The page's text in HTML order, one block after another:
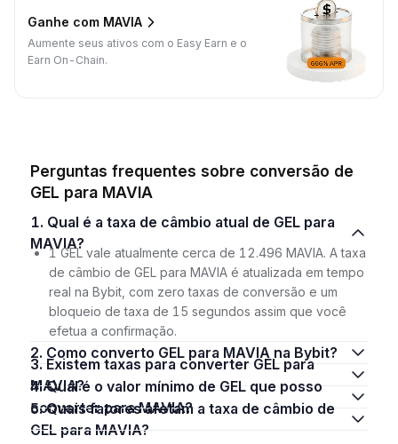
Ganhe com MAVIA
Aumente seus ativos com o Easy Earn e o
Earn On-Chain.
Perguntas frequentes sobre conversão de
GEL para MAVIA
1. Qual é a taxa de câmbio atual de GEL para
MAVIA?
1 GEL vale atualmente cerca de 12.496 MAVIA. A taxa
de câmbio de GEL para MAVIA é atualizada em tempo
real na Bybit, com zero taxas de conversão e um
bloqueio de taxa de 15 segundos assim que você
efetua a confirmação.
2. Como converto GEL para MAVIA na Bybit?
3. Existem taxas para converter GEL para
MAVIA?
4. Qual é o valor mínimo de GEL que posso
converter para MAVIA?
5. Quais fatores afetam a taxa de câmbio de
GEL para MAVIA?